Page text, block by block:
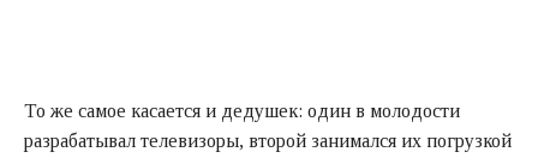
То же самое касается и дедушек: один в молодости
разрабатывал телевизоры, второй занимался их погрузкой